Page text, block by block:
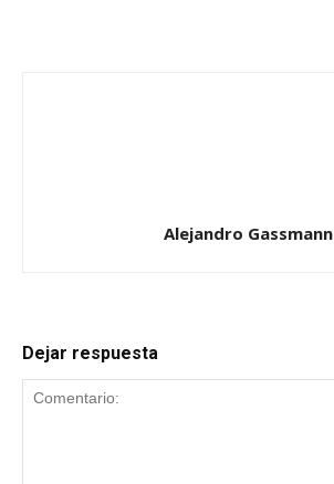
Alejandro Gassmann
Dejar respuesta